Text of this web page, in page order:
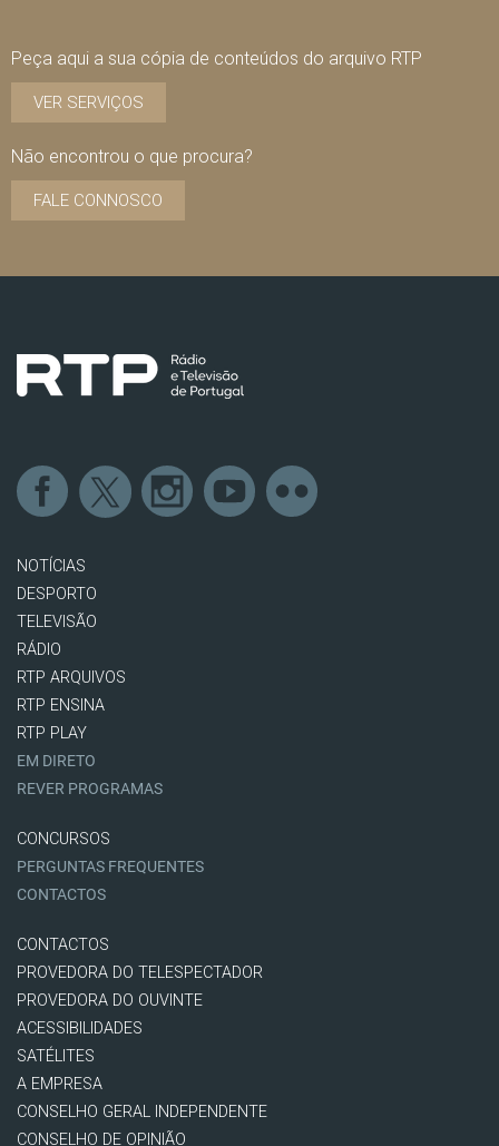
Peça aqui a sua cópia de conteúdos do arquivo RTP
VER SERVIÇOS
Não encontrou o que procura?
FALE CONNOSCO
NOTÍCIAS
DESPORTO
TELEVISÃO
RÁDIO
RTP ARQUIVOS
RTP ENSINA
RTP PLAY
EM DIRETO
REVER PROGRAMAS
CONCURSOS
PERGUNTAS FREQUENTES
CONTACTOS
CONTACTOS
PROVEDORA DO TELESPECTADOR
PROVEDORA DO OUVINTE
ACESSIBILIDADES
SATÉLITES
A EMPRESA
CONSELHO GERAL INDEPENDENTE
CONSELHO DE OPINIÃO